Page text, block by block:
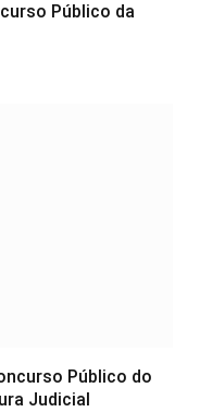
Público da
Público do
Judicial